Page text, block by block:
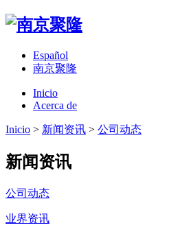
Español
南京聚隆
Inicio
Acerca de
Inicio > 新闻资讯 > 公司动态
新闻资讯
公司动态
业界资讯